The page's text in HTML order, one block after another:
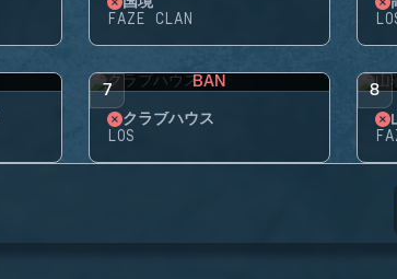
FAZE CLAN
7 BAN
クラブハウス
LOS
8